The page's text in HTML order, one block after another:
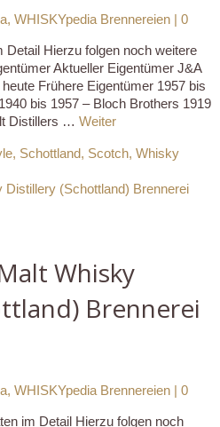
, WHISKYpedia Brennereien | 0
Hierzu folgen noch weitere
Aktueller Eigentümer J&A
Frühere Eigentümer 1957 bis
bis 1957 – Bloch Brothers 1919
Distillers … Weiter
, Schottland, Scotch, Whisky
Whisky
Brennerei
, WHISKYpedia Brennereien | 0
im Detail Hierzu folgen noch